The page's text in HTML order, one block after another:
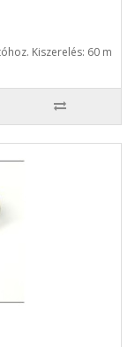
Kiszerelés: 60 m